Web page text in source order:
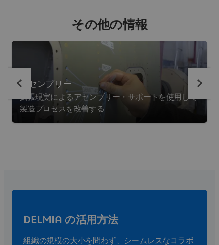
その他の情報
アセンブリー
拡張現実によるアセンブリー・サポートを使用して
製造プロセスを改善する
DELMIA の活用方法
組織の規模の大小を問わず、シームレスなコラボ